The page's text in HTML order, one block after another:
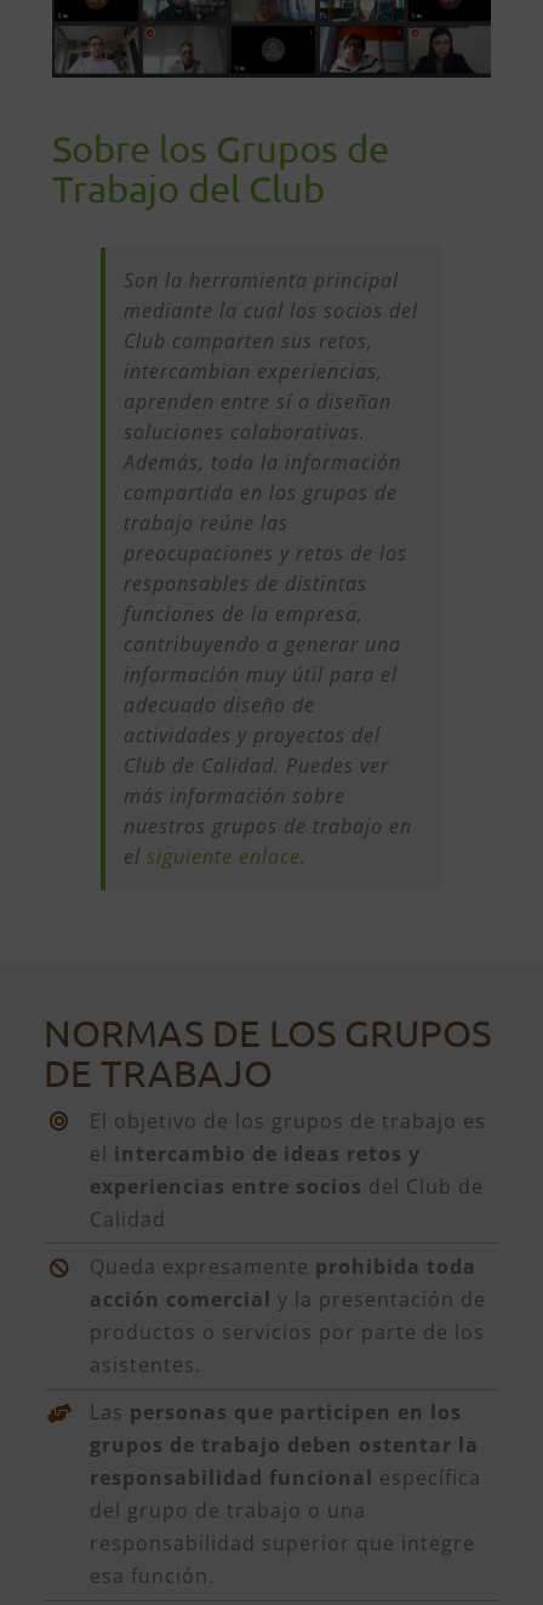
Sobre los Grupos de
Trabajo del Club
Son la herramienta principal
mediante la cual los socios del
Club comparten sus retos,
intercambian experiencias,
aprenden entre sí o diseñan
soluciones colaborativas.
Además, toda la información
compartida en los grupos de
trabajo reúne las
preocupaciones y retos de los
responsables de distintas
funciones de la empresa,
contribuyendo a generar una
información muy útil para el
adecuado diseño de
actividades y proyectos del
Club de Calidad. Puedes ver
más información sobre
nuestros grupos de trabajo en
el siguiente enlace.
NORMAS DE LOS GRUPOS
DE TRABAJO
El objetivo de los grupos de trabajo es
el intercambio de ideas retos y
experiencias entre socios del Club de
Calidad
Queda expresamente prohibida toda
acción comercial y la presentación de
productos o servicios por parte de los
asistentes.
Las personas que participen en los
grupos de trabajo deben ostentar la
responsabilidad funcional específica
del grupo de trabajo o una
responsabilidad superior que integre
esa función.